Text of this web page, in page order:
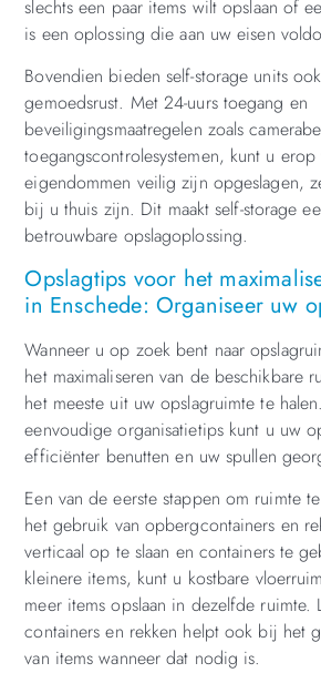
slechts een paar items wilt opslaan of
is een oplossing die aan uw eisen
Bovendien bieden self-storage units
gemoedsrust. Met 24-uurs toegang en
beveiligingsmaatregelen zoals
toegangscontrolesystemen, kunt u
eigendommen veilig zijn opgeslagen,
bij u thuis zijn. Dit maakt self-storage
betrouwbare opslagoplossing.
Opslagtips voor het
in Enschede: Organiseer uw
Wanneer u op zoek bent naar
het maximaliseren van de beschikbare
het meeste uit uw opslagruimte te
eenvoudige organisatietips kunt u uw
efficiënter benutten en uw spullen
Een van de eerste stappen om ruimte
het gebruik van opbergcontainers en
verticaal op te slaan en containers te
kleinere items, kunt u kostbare
meer items opslaan in dezelfde ruimte.
containers en rekken helpt ook bij het
van items wanneer dat nodig is.